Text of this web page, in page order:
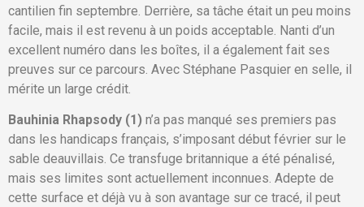
cantilien fin septembre. Derrière, sa tâche était un peu moins
facile, mais il est revenu à un poids acceptable. Nanti d’un
excellent numéro dans les boîtes, il a également fait ses
preuves sur ce parcours. Avec Stéphane Pasquier en selle, il
mérite un large crédit.
Bauhinia Rhapsody (1) n’a pas manqué ses premiers pas
dans les handicaps français, s’imposant début février sur le
sable deauvillais. Ce transfuge britannique a été pénalisé,
mais ses limites sont actuellement inconnues. Adepte de
cette surface et déjà vu à son avantage sur ce tracé, il peut